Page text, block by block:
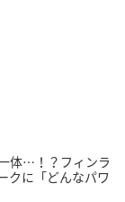
体…！？フィンラ
クに「どんなパワ